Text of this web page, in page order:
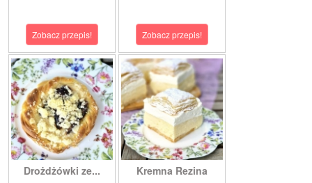
Zobacz przepis! Zobacz przepis!
Drożdżówki ze... Kremna Rezina